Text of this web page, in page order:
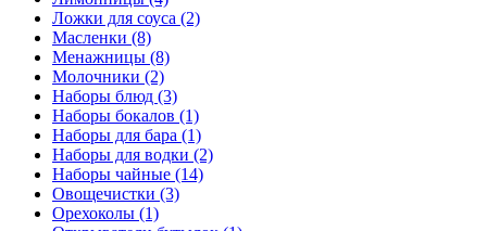
Ложки для соуса (2)
Масленки (8)
Менажницы (8)
Молочники (2)
Наборы блюд (3)
Наборы бокалов (1)
Наборы для бара (1)
Наборы для водки (2)
Наборы чайные (14)
Овощечистки (3)
Орехоколы (1)